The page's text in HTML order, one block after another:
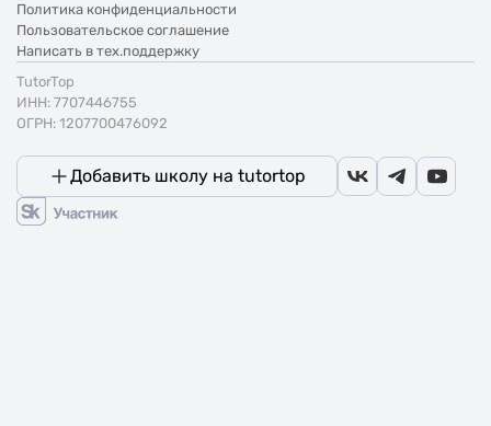
Политика конфиденциальности
Пользовательское соглашение
Написать в тех.поддержку
TutorTop
ИНН: 7707446755
ОГРН: 1207700476092
Добавить школу на tutortop